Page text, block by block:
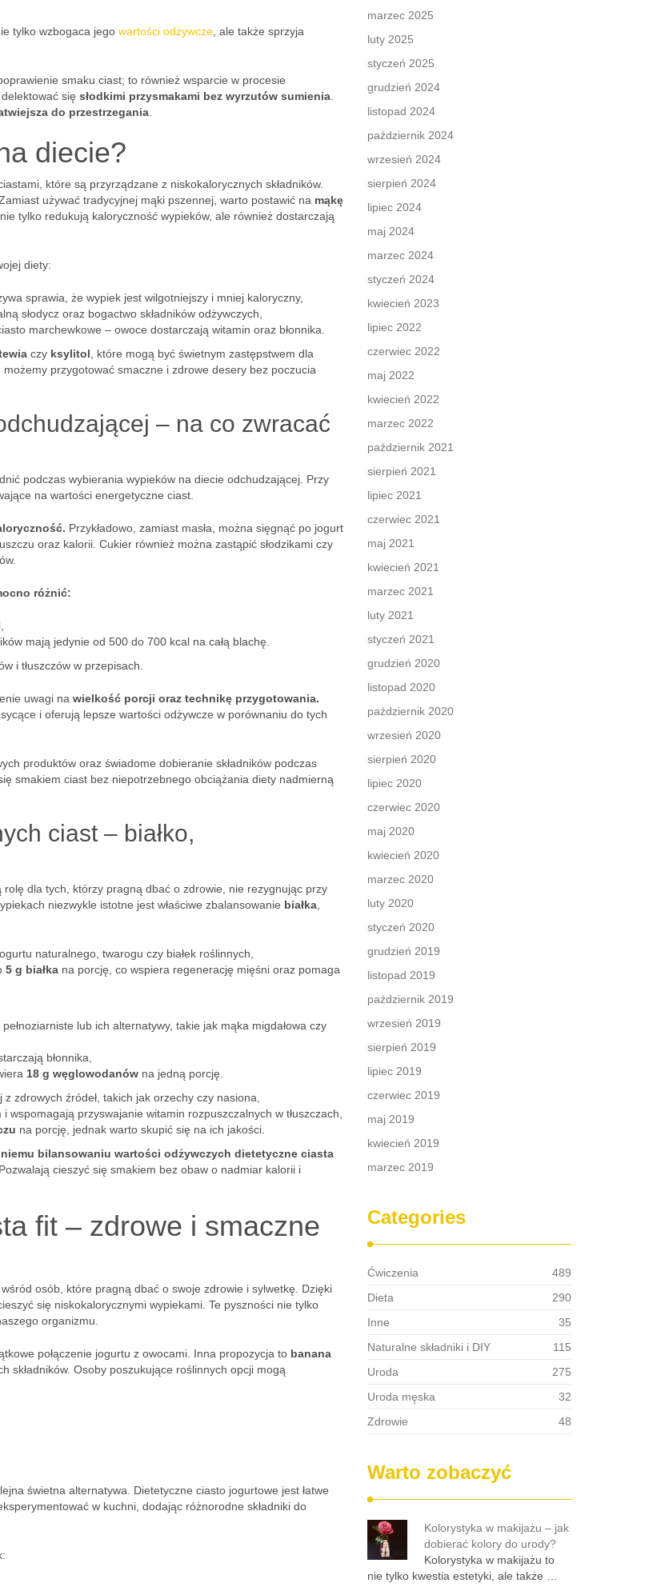
tylko wzbogaca jego wartości odżywcze , ale także sprzyja
smaku ciast; to również wsparcie w procesie
się słodkimi przysmakami bez wyrzutów sumienia
do przestrzegania
diecie?
które są przyrządzane z niskokalorycznych składników.
używać tradycyjnej mąki pszennej, warto postawić na mąkę
tylko redukują kaloryczność wypieków, ale również dostarczają
diety:
sprawia, że wypiek jest wilgotniejszy i mniej kaloryczny,
słodycz oraz bogactwo składników odżywczych,
marchewkowe – owoce dostarczają witamin oraz błonnika.
czy ksylitol , które mogą być świetnym zastępstwem dla
przygotować smaczne i zdrowe desery bez poczucia
– na co zwracać
podczas wybierania wypieków na diecie odchudzającej. Przy
na wartości energetyczne ciast.
Przykładowo, zamiast masła, można sięgnąć po jogurt
oraz kalorii. Cukier również można zastąpić słodzikami czy
różnić:
mają jedynie od 500 do 700 kcal na całą blachę.
i tłuszczów w przepisach.
uwagi na wielkość porcji oraz technikę przygotowania.
i oferują lepsze wartości odżywcze w porównaniu do tych
produktów oraz świadome dobieranie składników podczas
smakiem ciast bez niepotrzebnego obciążania diety nadmierną
ciast – białko,
rolę dla tych, którzy pragną dbać o zdrowie, nie rezygnując przy
niezwykle istotne jest właściwe zbalansowanie białka
naturalnego, twarogu czy białek roślinnych,
5 g białka na porcję, co wspiera regenerację mięśni oraz pomaga
lub ich alternatywy, takie jak mąka migdałowa czy
błonnika,
18 g węglowodanów na jedną porcję.
zdrowych źródeł, takich jak orzechy czy nasiona,
wspomagają przyswajanie witamin rozpuszczalnych w tłuszczach,
na porcję, jednak warto skupić się na ich jakości.
bilansowaniu wartości odżywczych dietetyczne ciasta
Pozwalają cieszyć się smakiem bez obaw o nadmiar kalorii i
fit – zdrowe i smaczne
osób, które pragną dbać o swoje zdrowie i sylwetkę. Dzięki
się niskokalorycznymi wypiekami. Te pyszności nie tylko
organizmu.
połączenie jogurtu z owocami. Inna propozycja to banana
składników. Osoby poszukujące roślinnych opcji mogą
świetna alternatywa. Dietetyczne ciasto jogurtowe jest łatwe
w kuchni, dodając różnorodne składniki do
marzec 2025
luty 2025
styczeń 2025
grudzień 2024
listopad 2024
październik 2024
wrzesień 2024
sierpień 2024
lipiec 2024
maj 2024
marzec 2024
styczeń 2024
kwiecień 2023
lipiec 2022
czerwiec 2022
maj 2022
kwiecień 2022
marzec 2022
październik 2021
sierpień 2021
lipiec 2021
czerwiec 2021
maj 2021
kwiecień 2021
marzec 2021
luty 2021
styczeń 2021
grudzień 2020
listopad 2020
październik 2020
wrzesień 2020
sierpień 2020
lipiec 2020
czerwiec 2020
maj 2020
kwiecień 2020
marzec 2020
luty 2020
styczeń 2020
grudzień 2019
listopad 2019
październik 2019
wrzesień 2019
sierpień 2019
lipiec 2019
czerwiec 2019
maj 2019
kwiecień 2019
marzec 2019
Categories
Ćwiczenia
489
Dieta
290
Inne
35
Naturalne składniki i DIY
115
Uroda
275
Uroda męska
32
Zdrowie
48
Warto zobaczyć
Kolorystyka w makijażu – jak
dobierać kolory do urody?
Kolorystyka w makijażu to
nie tylko kwestia estetyki, ale także …